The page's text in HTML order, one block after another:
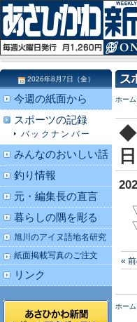
ホーム
◆
▽
▽
«
ホーム
2026年8月7日（金）
今週の紙面から
スポーツの記録
バックナンバー
みんなのおいしい話
釣り情報
元・編集長の直言
暮らしの隅を彫る
旭川のアイヌ語地名研究
紙面掲載写真のご注文
リンク